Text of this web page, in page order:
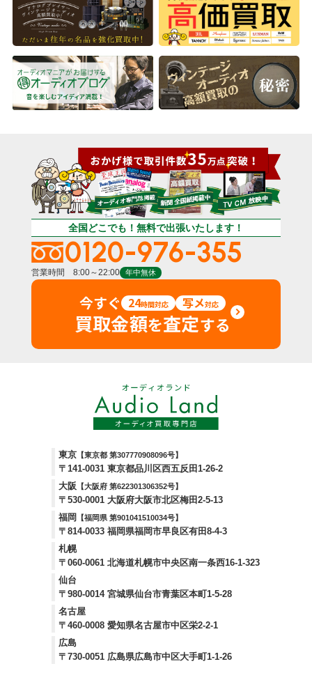
全国どこでも！無料で出張いたします！
0120-976-355
営業時間 8:00～22:00 年中無休
今すぐ 24時間対応 写メ対応
買取金額を査定する
東京 【東京都 第307770908096号】
〒141-0031 東京都品川区西五反田1-26-2
大阪
【大阪府 第622301306352号】
〒530-0001 大阪府大阪市北区梅田2-5-13
福岡
【福岡県 第901041510034号】
〒814-0033 福岡県福岡市早良区有田8-4-3
札幌
〒060-0061 北海道札幌市中央区南一条西16-1-323
仙台
〒980-0014 宮城県仙台市青葉区本町1-5-28
名古屋
〒460-0008 愛知県名古屋市中区栄2-2-1
広島
〒730-0051 広島県広島市中区大手町1-1-26